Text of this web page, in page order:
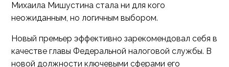
Михаила Мишустина стала ни для кого
неожиданным, но логичным выбором.
Новый премьер эффективно зарекомендовал себя в
качестве главы Федеральной налоговой службы. В
новой должности ключевыми сферами его